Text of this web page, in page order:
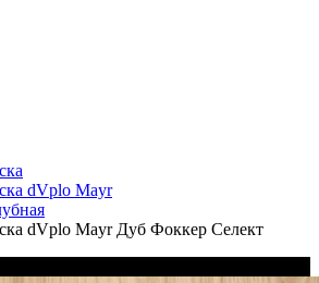
dVplo Mayr
dVplo Mayr Дуб Фоккер‎ Селект